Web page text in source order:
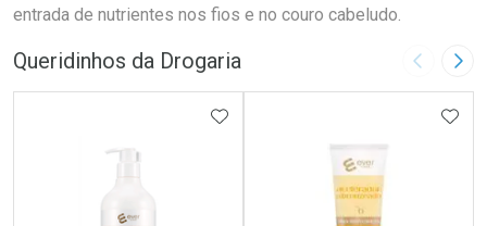
entrada de nutrientes nos fios e no couro cabeludo.
Queridinhos da Drogaria Imagem
ADICIONAR AOS FAVORITOS